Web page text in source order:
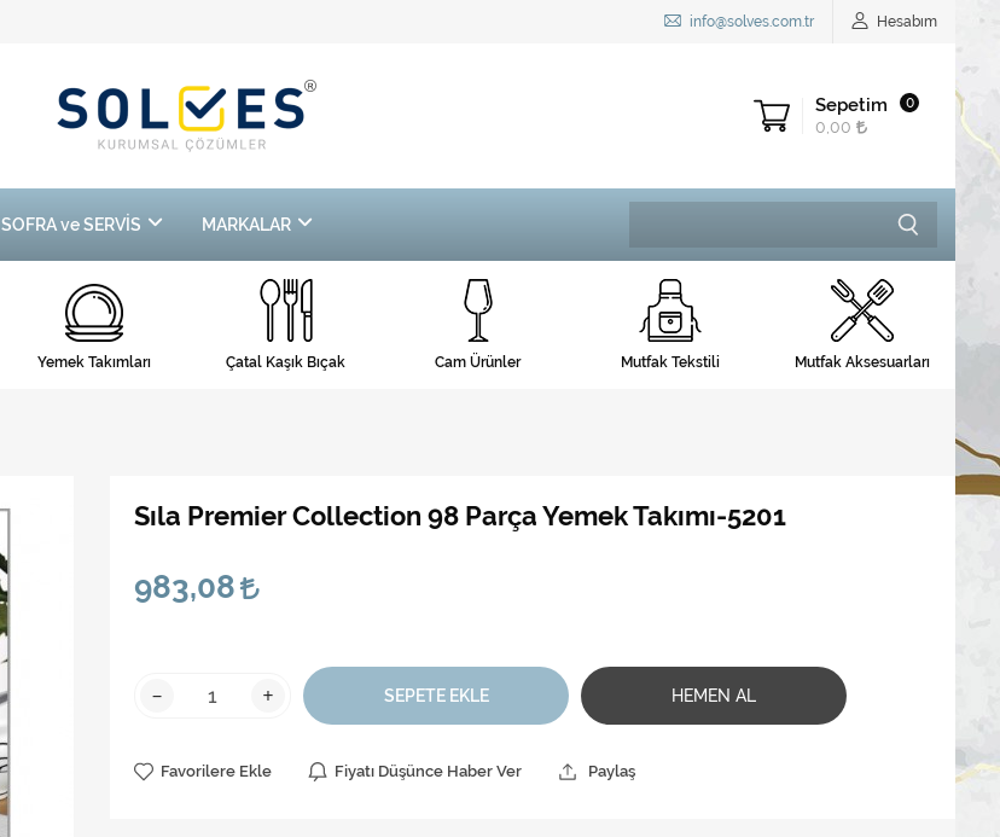
info@solves.com.tr Hesabım
Sepetim 0
0,00
SOFRA ve SERVİS MARKALAR
Yemek Takımları Çatal Kaşık Bıçak Cam Ürünler Mutfak Tekstili Mutfak Aksesuarları
Sıla Premier Collection 98 Parça Yemek Takımı-5201
983,08
- + SEPETE EKLE HEMEN AL
Favorilere Ekle Fiyatı Düşünce Haber Ver Paylaş